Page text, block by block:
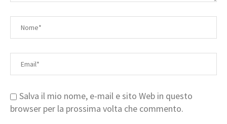
Salva il mio nome, e-mail e sito Web in questo
browser per la prossima volta che commento.